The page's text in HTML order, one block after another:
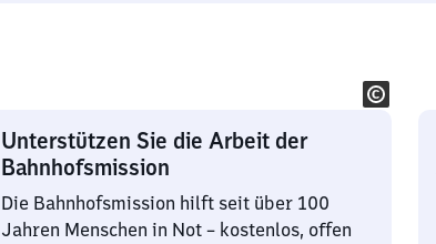
Unterstützen Sie die Arbeit der
Bahnhofsmission
Die Bahnhofsmission hilft seit über 100
Jahren Menschen in Not – kostenlos, offen